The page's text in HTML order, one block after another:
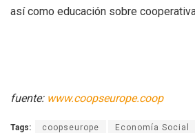
así como educación sobre
fuente: www.coopseurope.coop
Tags: coopseurope Economía Social